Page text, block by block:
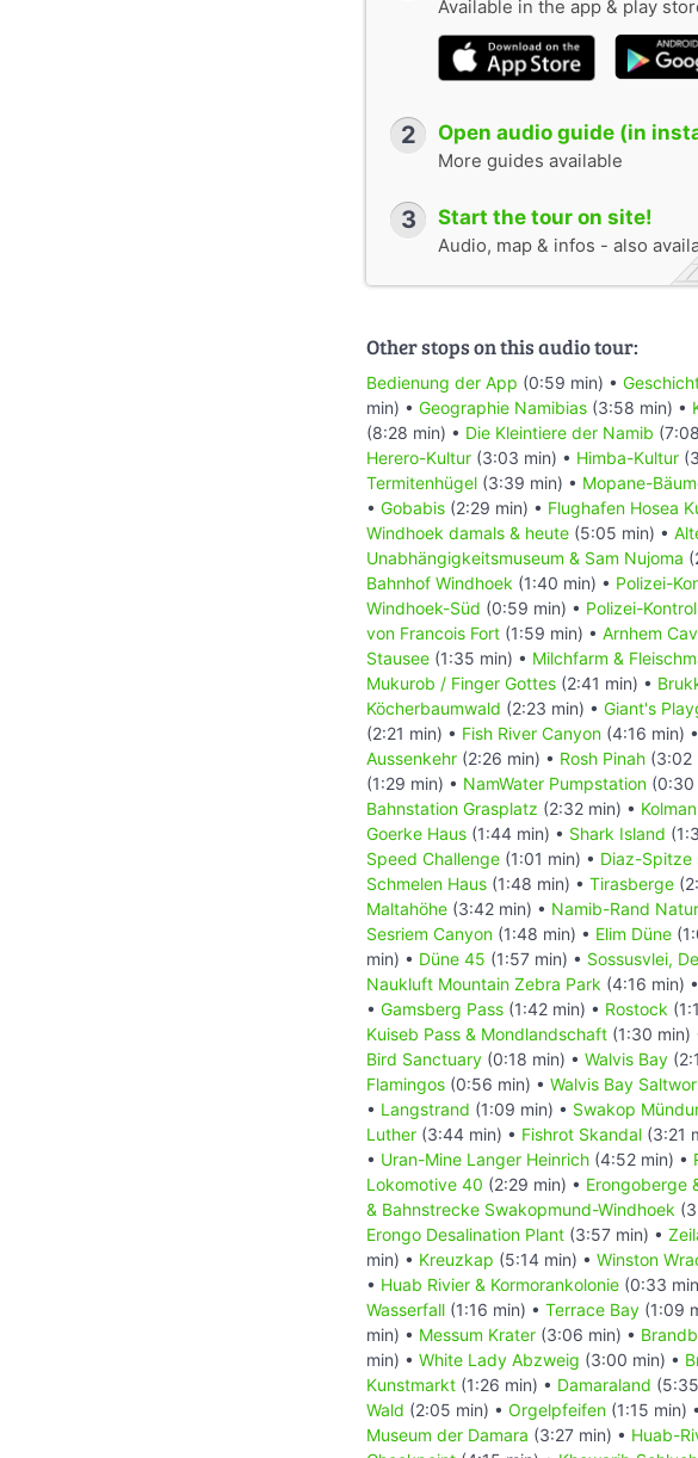
Available in the app & play
2 Open audio guide (in
More guides available
3 Start the tour on site!
Audio, map & infos - also
Other stops on this audio tour:
Bedienung der App (0:59 min) •
min) • Geographie Namibias (3:58 min) •
(8:28 min) • Die Kleintiere der Namib
Herero-Kultur (3:03 min) • Himba-Kultur
Termitenhügel (3:39 min) • Mopane-
• Gobabis (2:29 min) • Flughafen Hosea
Windhoek damals & heute (5:05 min) •
Unabhängigkeitsmuseum & Sam Nujoma
Bahnhof Windhoek (1:40 min) • Polizei-
Windhoek-Süd (0:59 min) • Polizei-
von Francois Fort (1:59 min) • Arnhem
Stausee (1:35 min) • Milchfarm &
Mukurob / Finger Gottes (2:41 min) •
Köcherbaumwald (2:23 min) • Giant's
(2:21 min) • Fish River Canyon (4:16 min) •
Aussenkehr (2:26 min) • Rosh Pinah (3:02
(1:29 min) • NamWater Pumpstation (0:30
Bahnstation Grasplatz (2:32 min) •
Goerke Haus (1:44 min) • Shark Island
Speed Challenge (1:01 min) • Diaz-Spitze
Schmelen Haus (1:48 min) • Tirasberge
Maltahöhe (3:42 min) • Namib-Rand
Sesriem Canyon (1:48 min) • Elim Düne
min) • Düne 45 (1:57 min) • Sossusvlei,
Naukluft Mountain Zebra Park (4:16 min) •
• Gamsberg Pass (1:42 min) • Rostock
Kuiseb Pass & Mondlandschaft (1:30 min)
Bird Sanctuary (0:18 min) • Walvis Bay
Flamingos (0:56 min) • Walvis Bay
• Langstrand (1:09 min) • Swakop
Luther (3:44 min) • Fishrot Skandal (3:21
• Uran-Mine Langer Heinrich (4:52 min) •
Lokomotive 40 (2:29 min) • Erongoberge
& Bahnstrecke Swakopmund-Windhoek
Erongo Desalination Plant (3:57 min) •
min) • Kreuzkap (5:14 min) • Winston
• Huab Rivier & Kormorankolonie (0:33
Wasserfall (1:16 min) • Terrace Bay (1:09
min) • Messum Krater (3:06 min) •
min) • White Lady Abzweig (3:00 min) •
Kunstmarkt (1:26 min) • Damaraland
Wald (2:05 min) • Orgelpfeifen (1:15 min) •
Museum der Damara (3:27 min) • Huab-